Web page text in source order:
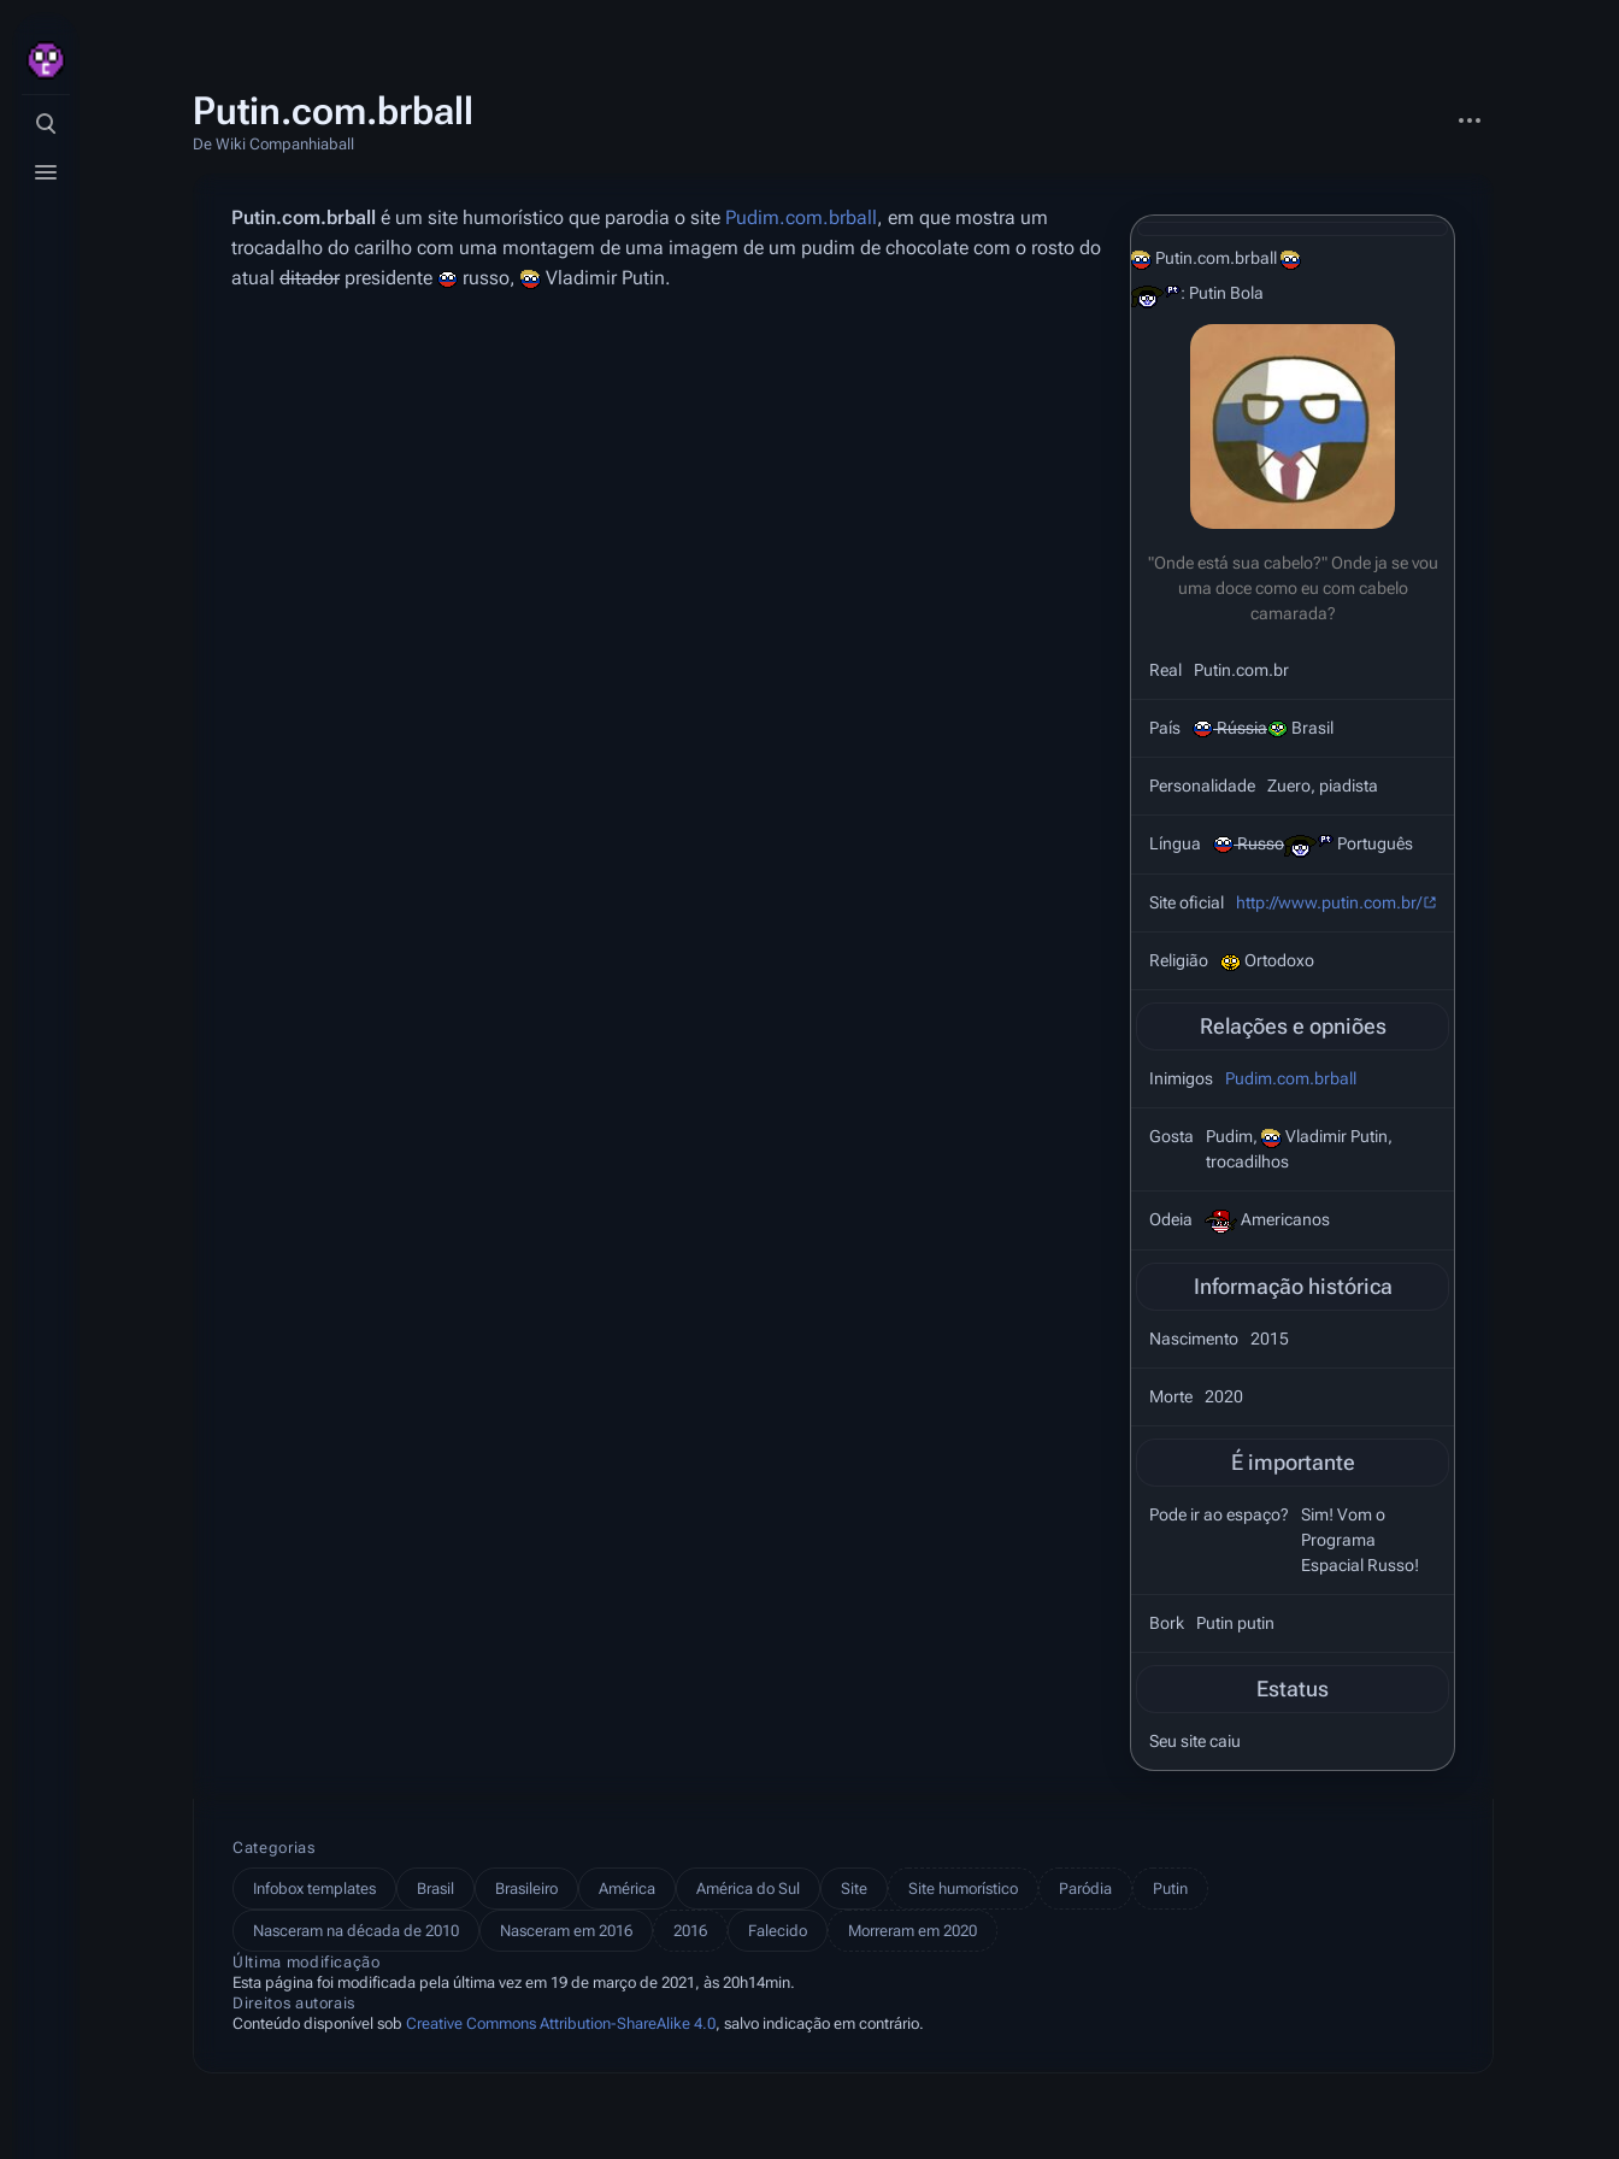
Ativa a pesquisa
Ativa o menu
Putin.com.brball
De Wiki Companhiaball
Putin.com.brball
: Putin Bola
"Onde está sua cabelo?" Onde ja se vou
uma doce como eu com cabelo
camarada?
Real Putin.com.br
País Rússia Brasil
Personalidade Zuero, piadista
Língua Russo Português
Site oficial http://www.putin.com.br/
Religião Ortodoxo
Relações e opniões
Inimigos Pudim.com.brball
Gosta Pudim,
Vladimir Putin,
trocadilhos
Odeia Americanos
Informação histórica
Nascimento 2015
Morte 2020
É importante
Pode ir ao espaço?
Sim! Vom o
Programa
Espacial Russo!
Bork Putin putin
Estatus
Seu site caiu
Putin.com.brball é um site humorístico que parodia o site Pudim.com.brball, em que mostra um
trocadalho do carilho com uma montagem de uma imagem de um pudim de chocolate com o rosto do
atual ditadorpresidente russo, Vladimir Putin.
Categorias
Infobox templates Brasil Brasileiro América América do Sul Site Site humorístico Paródia Putin
Nasceram na década de 2010 Nasceram em 2016 2016 Falecido
Morreram em 2020
Última modificação
Esta página foi modificada pela última vez em 19 de março de 2021, às 20h14min.
Direitos autorais
Conteúdo disponível sob Creative Commons Attribution-ShareAlike 4.0, salvo indicação em contrário.